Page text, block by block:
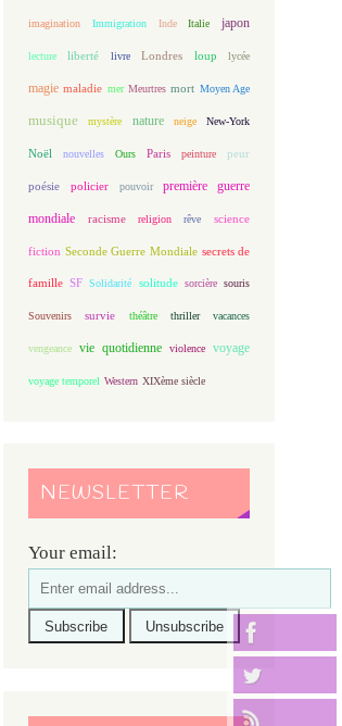
imagination Immigration Inde Italie japon
lecture liberté livre Londres loup lycée
magie maladie mer Meurtres mort Moyen Age
musique mystère nature neige New-York
Noël nouvelles Ours Paris peinture peur
poésie policier pouvoir première guerre
mondiale racisme religion rêve science
fiction Seconde Guerre Mondiale secrets de
famille SF Solidarité solitude sorcière souris
Souvenirs survie théâtre thriller vacances
vengeance vie quotidienne violence voyage
voyage temporel Western XIXème siècle
NEWSLETTER
Your email: